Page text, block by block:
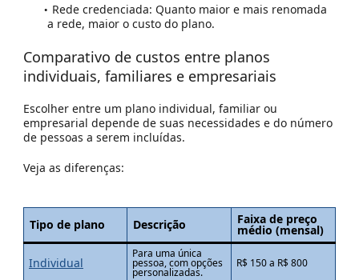
Rede credenciada: Quanto maior e mais renomada
a rede, maior o custo do plano.
Comparativo de custos entre planos
individuais, familiares e empresariais
Escolher entre um plano individual, familiar ou
empresarial depende de suas necessidades e do número
de pessoas a serem incluídas.
Veja as diferenças:
Tipo de plano Descrição Faixa de preço
médio (mensal)
Individual
Para uma única
pessoa, com opções
personalizadas.
R$ 150 a R$ 800